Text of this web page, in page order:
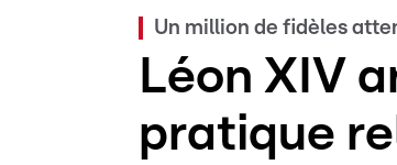
Un million de fidèles
Léon XIV
pratique